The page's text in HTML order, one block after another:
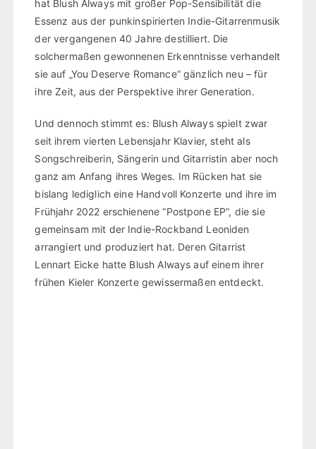
hat Blush Always mit großer Pop-Sensibilität die
Essenz aus der punkinspirierten Indie-Gitarrenmusik
der vergangenen 40 Jahre destilliert. Die
solchermaßen gewonnenen Erkenntnisse verhandelt
sie auf „You Deserve Romance“ gänzlich neu – für
ihre Zeit, aus der Perspektive ihrer Generation.
Und dennoch stimmt es: Blush Always spielt zwar
seit ihrem vierten Lebensjahr Klavier, steht als
Songschreiberin, Sängerin und Gitarristin aber noch
ganz am Anfang ihres Weges. Im Rücken hat sie
bislang lediglich eine Handvoll Konzerte und ihre im
Frühjahr 2022 erschienene “Postpone EP”, die sie
gemeinsam mit der Indie-Rockband Leoniden
arrangiert und produziert hat. Deren Gitarrist
Lennart Eicke hatte Blush Always auf einem ihrer
frühen Kieler Konzerte gewissermaßen entdeckt.